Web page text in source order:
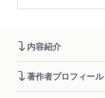
内容紹介
著作者プロフィール